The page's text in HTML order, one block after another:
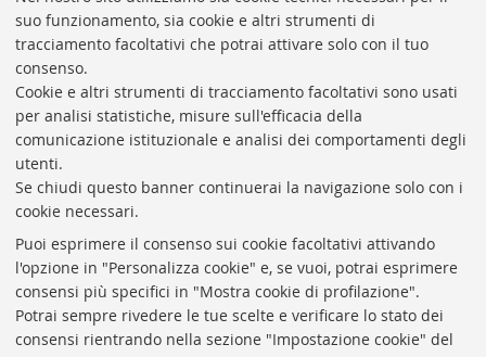
suo funzionamento, sia cookie e altri strumenti di
tracciamento facoltativi che potrai attivare solo con il tuo
consenso.
Cookie e altri strumenti di tracciamento facoltativi sono usati
per analisi statistiche, misure sull'efficacia della
comunicazione istituzionale e analisi dei comportamenti degli
utenti.
Se chiudi questo banner continuerai la navigazione solo con i
cookie necessari.
Puoi esprimere il consenso sui cookie facoltativi attivando
l'opzione in "Personalizza cookie" e, se vuoi, potrai esprimere
consensi più specifici in "Mostra cookie di profilazione".
Potrai sempre rivedere le tue scelte e verificare lo stato dei
consensi rientrando nella sezione "Impostazione cookie" del
UNIVERSITARIA
Presidente: prof. Francesco Citti
Coordinatrice gestionale: Maria Pia Torricelli
Responsabile Amministrativo: Luigia Di Pumpo
Via Zamboni, 33/35 - 40126 Bologna (BO)
Tel. +39 051 2088306 - Fax +39 051 2088385
bub.info@unibo.it
bub.biblioteca@pec.unibo.it
Dove siamo
Orario dei servizi